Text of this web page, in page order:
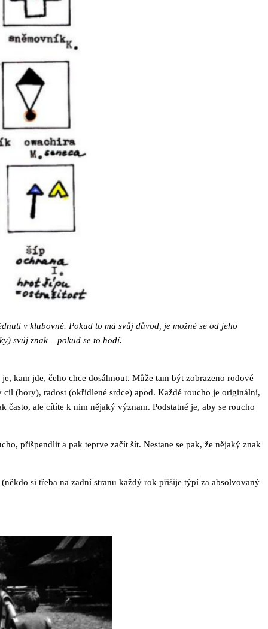
v klubovně. Pokud to má svůj důvod, je možné se od jeho
svůj znak – pokud se to hodí.
kam jde, čeho chce dosáhnout. Může tam být zobrazeno rodové
(hory), radost (okřídlené srdce) apod. Každé roucho je originální,
často, ale cítíte k nim nějaký význam. Podstatné je, aby se roucho
přišpendlit a pak teprve začít šít. Nestane se pak, že nějaký znak
si třeba na zadní stranu každý rok přišije týpí za absolvovaný